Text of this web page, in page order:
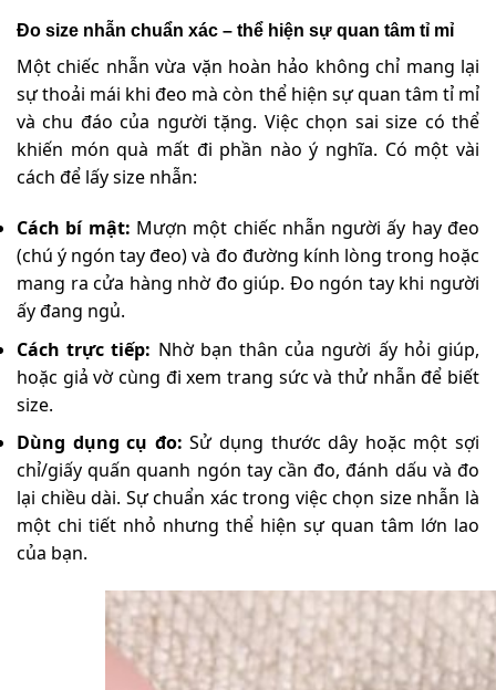
Đo size nhẫn chuẩn xác – thể hiện sự quan tâm tỉ mỉ
Một chiếc nhẫn vừa vặn hoàn hảo không chỉ mang lại
sự thoải mái khi đeo mà còn thể hiện sự quan tâm tỉ mỉ
và chu đáo của người tặng. Việc chọn sai size có thể
khiến món quà mất đi phần nào ý nghĩa. Có một vài
cách để lấy size nhẫn:
Cách bí mật: Mượn một chiếc nhẫn người ấy hay đeo
(chú ý ngón tay đeo) và đo đường kính lòng trong hoặc
mang ra cửa hàng nhờ đo giúp. Đo ngón tay khi người
ấy đang ngủ.
Cách trực tiếp: Nhờ bạn thân của người ấy hỏi giúp,
hoặc giả vờ cùng đi xem trang sức và thử nhẫn để biết
size.
Dùng dụng cụ đo: Sử dụng thước dây hoặc một sợi
chỉ/giấy quấn quanh ngón tay cần đo, đánh dấu và đo
lại chiều dài. Sự chuẩn xác trong việc chọn size nhẫn là
một chi tiết nhỏ nhưng thể hiện sự quan tâm lớn lao
của bạn.